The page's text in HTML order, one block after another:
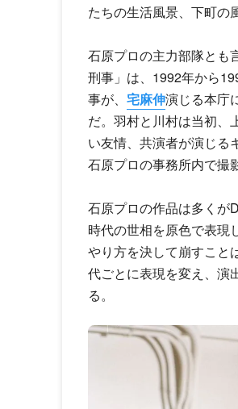
たちの生活風景、下町の
石原プロの主力部隊とも
刑事」は、1992年から
事が、 宅麻伸演じる本庁
だ。羽村と川村は当初、
い友情、共演者が演じる
石原プロの事務所内で撮
石原プロの作品は多くが
時代の世相を原色で表現
やり方を決して崩すこと
代ごとに表現を変え、演
る。